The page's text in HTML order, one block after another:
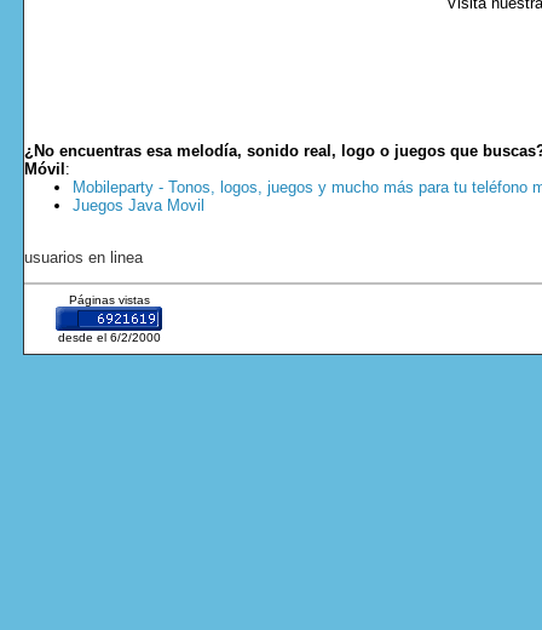
¿No encuentras esa melodía, sonido real, logo o juegos que
Móvil :
Mobileparty - Tonos, logos, juegos y mucho más para tu teléfono
Juegos Java Movil
usuarios en linea
Páginas vistas
desde el 6/2/2000